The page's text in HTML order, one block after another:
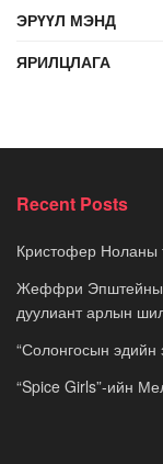
ЭРҮҮЛ МЭНД
ЯРИЛЦЛАГА
Recent Posts
Кристофер Ноланы
Жеффри Эпштейны
дуулиант арлын
“Солонгосын эдийн
“Spice Girls”-ийн